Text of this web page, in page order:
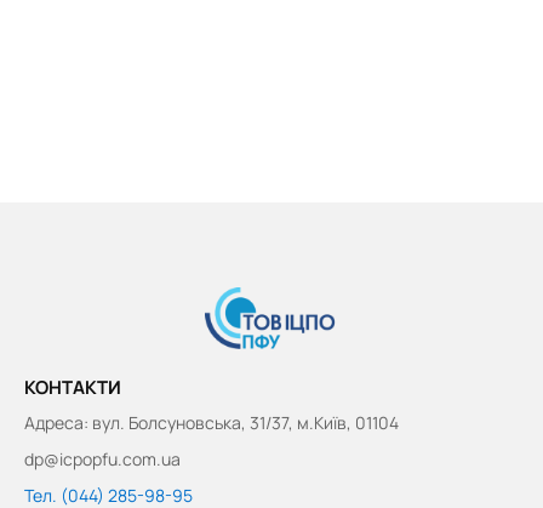
КОНТАКТИ
Адреса: вул. Болсуновська, 31/37, м.Київ, 01104
dp@icpopfu.com.ua
Тел. (044) 285-98-95